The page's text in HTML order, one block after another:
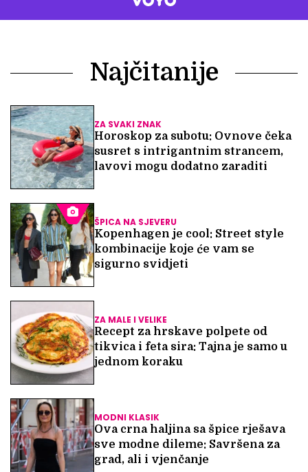
Najčitanije
ZA SVAKI ZNAK
Horoskop za subotu: Ovnove čeka
susret s intrigantnim strancem,
lavovi mogu dodatno zaraditi
ŠPICA NA SJEVERU
Kopenhagen je cool: Street style
kombinacije koje će vam se
sigurno svidjeti
ZA MALE I VELIKE
Recept za hrskave polpete od
tikvica i feta sira: Tajna je samo u
jednom koraku
MODNI KLASIK
Ova crna haljina sa špice rješava
sve modne dileme: Savršena za
grad, ali i vjenčanje